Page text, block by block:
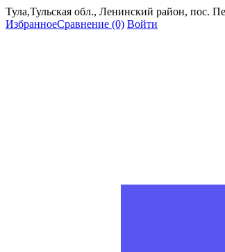
Тула,Тульская обл., Ленинский район, пос.
ИзбранноеСравнение (0) Войти